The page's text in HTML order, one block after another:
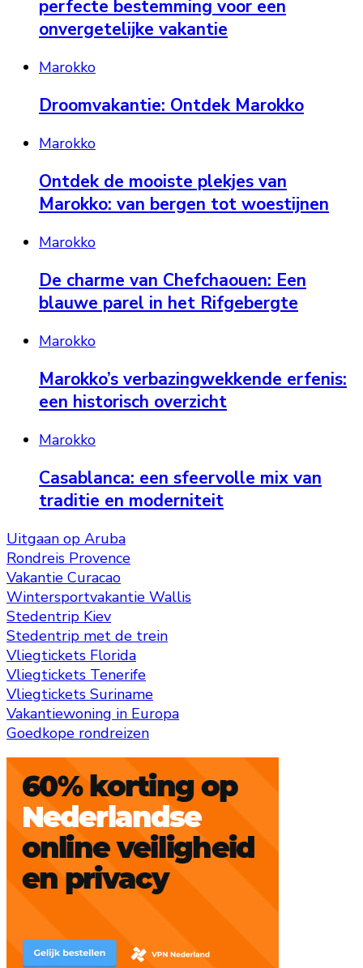
perfecte bestemming voor een
onvergetelijke vakantie
Marokko
Droomvakantie: Ontdek Marokko
Marokko
Ontdek de mooiste plekjes van
Marokko: van bergen tot woestijnen
Marokko
De charme van Chefchaouen: Een
blauwe parel in het Rifgebergte
Marokko
Marokko’s verbazingwekkende erfenis:
een historisch overzicht
Marokko
Casablanca: een sfeervolle mix van
traditie en moderniteit
Uitgaan op Aruba
Rondreis Provence
Vakantie Curacao
Wintersportvakantie Wallis
Stedentrip Kiev
Stedentrip met de trein
Vliegtickets Florida
Vliegtickets Tenerife
Vliegtickets Suriname
Vakantiewoning in Europa
Goedkope rondreizen